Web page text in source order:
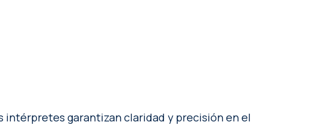
intérpretes garantizan claridad y precisión en el